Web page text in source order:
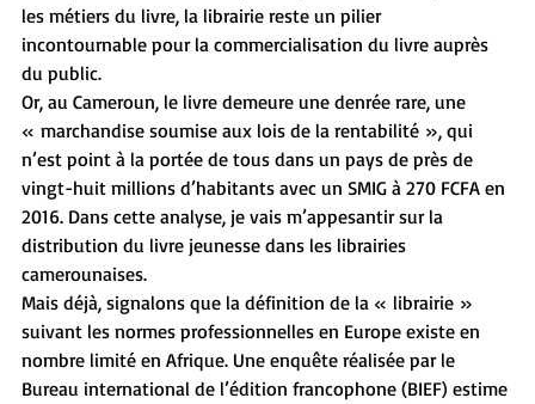
les métiers du livre, la librairie reste un pilier
incontournable pour la commercialisation du livre auprès
du public.
Or, au Cameroun, le livre demeure une denrée rare, une
« marchandise soumise aux lois de la rentabilité », qui
n’est point à la portée de tous dans un pays de près de
vingt-huit millions d’habitants avec un SMIG à 270 FCFA en
2016. Dans cette analyse, je vais m’appesantir sur la
distribution du livre jeunesse dans les librairies
camerounaises.
Mais déjà, signalons que la définition de la « librairie »
suivant les normes professionnelles en Europe existe en
nombre limité en Afrique. Une enquête réalisée par le
Bureau international de l’édition francophone (BIEF) estime